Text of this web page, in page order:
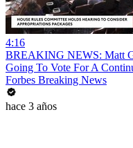
4:16
BREAKING NEWS: Matt
Going To Vote For A
Forbes Breaking News
hace 3 años